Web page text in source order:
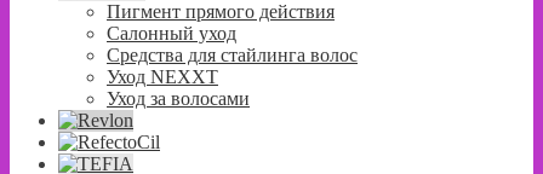
Пигмент прямого действия
Салонный уход
Средства для стайлинга волос
Уход NEXXT
Уход за волосами